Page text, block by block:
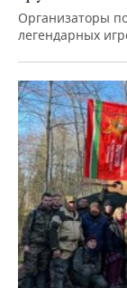
Организаторы
легендарных